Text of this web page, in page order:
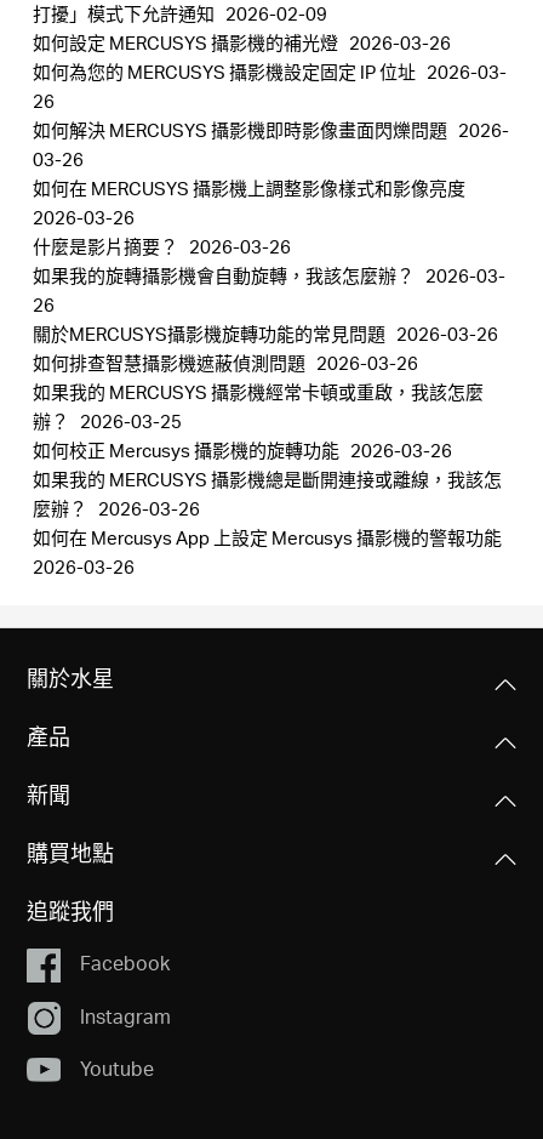
打擾」模式下允許通知 2026-02-09
如何設定 MERCUSYS 攝影機的補光燈 2026-03-26
如何為您的 MERCUSYS 攝影機設定固定 IP 位址 2026-03-
26
如何解決 MERCUSYS 攝影機即時影像畫面閃爍問題 2026-
03-26
如何在 MERCUSYS 攝影機上調整影像樣式和影像亮度
2026-03-26
什麼是影片摘要？
2026-03-26
如果我的旋轉攝影機會自動旋轉，我該怎麼辦？
2026-03-
26
關於MERCUSYS攝影機旋轉功能的常見問題 2026-03-26
如何排查智慧攝影機遮蔽偵測問題 2026-03-26
如果我的 MERCUSYS 攝影機經常卡頓或重啟，我該怎麼
辦？
2026-03-25
如何校正 Mercusys 攝影機的旋轉功能 2026-03-26
如果我的 MERCUSYS 攝影機總是斷開連接或離線，我該怎
麼辦？
2026-03-26
如何在 Mercusys App 上設定 Mercusys 攝影機的警報功能
2026-03-26
關於水星
產品
新聞
購買地點
追蹤我們
Facebook
Instagram
Youtube